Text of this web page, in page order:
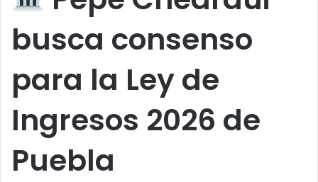
busca consenso
para la Ley de
Ingresos 2026 de
Puebla